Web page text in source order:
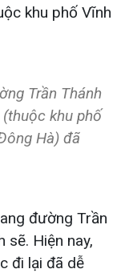
khu phố Vĩnh
Trần Thánh
khu phố
Hà) đã
đường Trần
sẽ. Hiện nay,
đi lại đã dễ